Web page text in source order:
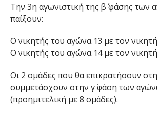
Την 3η αγωνιστική της β΄ φάσης των
παίξουν:
Ο νικητής του αγώνα 13 με τον
Ο νικητής του αγώνα 14 με τον
Οι 2 ομάδες που θα επικρατήσουν
συμμετάσχουν στην γ΄ φάση των
(προημιτελική με 8 ομάδες).